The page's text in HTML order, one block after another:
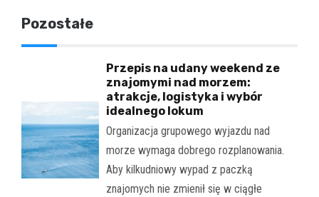
Pozostałe
Przepis na udany weekend ze
znajomymi nad morzem:
atrakcje, logistyka i wybór
idealnego lokum
Organizacja grupowego wyjazdu nad
morze wymaga dobrego rozplanowania.
Aby kilkudniowy wypad z paczką
znajomych nie zmienił się w ciągłe